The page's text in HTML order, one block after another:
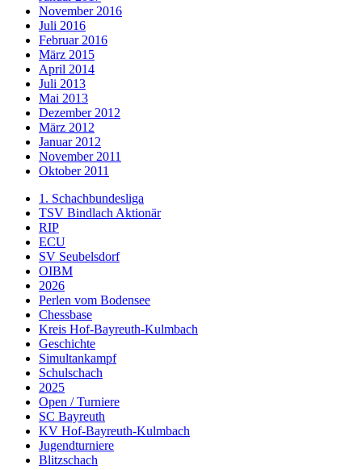
November 2016
Juli 2016
Februar 2016
März 2015
April 2014
Juli 2013
Mai 2013
Dezember 2012
März 2012
Januar 2012
November 2011
Oktober 2011
1. Schachbundesliga
TSV Bindlach Aktionär
RIP
ECU
SV Seubelsdorf
OIBM
2026
Perlen vom Bodensee
Chessbase
Kreis Hof-Bayreuth-Kulmbach
Geschichte
Simultankampf
Schulschach
2025
Open / Turniere
SC Bayreuth
KV Hof-Bayreuth-Kulmbach
Jugendturniere
Blitzschach